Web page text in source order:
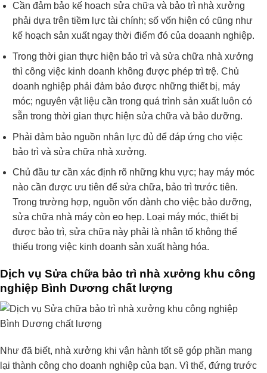
Cần đảm bảo kế hoạch sửa chữa và bảo trì nhà xưởng
phải dựa trên tiềm lực tài chính; số vốn hiện có cũng như
kế hoạch sản xuất ngay thời điểm đó của doaanh nghiệp.
Trong thời gian thực hiện bảo trì và sửa chữa nhà xưởng
thì công việc kinh doanh không được phép trì trệ. Chủ
doanh nghiệp phải đảm bảo được những thiết bị, máy
móc; nguyên vật liệu cần trong quá trình sản xuất luôn có
sẵn trong thời gian thực hiện sửa chữa và bảo dưỡng.
Phải đảm bảo nguồn nhân lực đủ để đáp ứng cho việc
bảo trì và sửa chữa nhà xưởng.
Chủ đầu tư cần xác định rõ những khu vực; hay máy móc
nào cần được ưu tiên để sửa chữa, bảo trì trước tiên.
Trong trường hợp, nguồn vốn dành cho việc bảo dưỡng,
sửa chữa nhà máy còn eo hẹp. Loại máy móc, thiết bị
được bảo trì, sửa chữa này phải là nhân tố không thể
thiếu trong việc kinh doanh sản xuất hàng hóa.
Dịch vụ Sửa chữa bảo trì nhà xưởng khu công
nghiệp Bình Dương chất lượng
Như đã biết, nhà xưởng khi vận hành tốt sẽ góp phần mang
lại thành công cho doanh nghiệp của bạn. Vì thế, đứng trước